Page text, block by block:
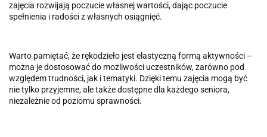
zajęcia rozwijają poczucie własnej wartości, dając poczucie
spełnienia i radości z własnych osiągnięć.
Warto pamiętać, że rękodzieło jest elastyczną formą aktywności –
można je dostosować do możliwości uczestników, zarówno pod
względem trudności, jak i tematyki. Dzięki temu zajęcia mogą być
nie tylko przyjemne, ale także dostępne dla każdego seniora,
niezależnie od poziomu sprawności.